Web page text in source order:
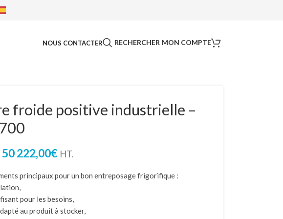
NOUS CONTACTER RECHERCHER MON COMPTE
froide positive industrielle –
50 222,00€ HT.
principaux pour un bon entreposage frigorifique :
pour les besoins,
au produit à stocker,